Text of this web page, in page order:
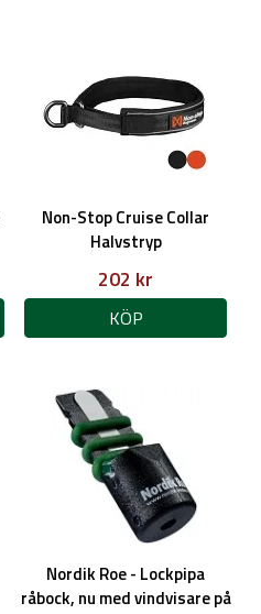
Non-Stop Cruise Collar
Halvstryp
202 kr
KÖP
Nordik Roe - Lockpipa
råbock, nu med vindvisare på